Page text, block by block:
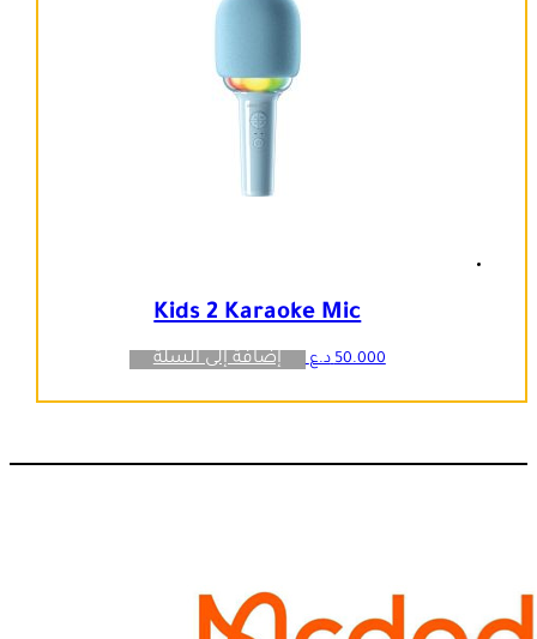
Kids 2 Karaoke Mic
50.000 د.ع إضافة إلى السلة